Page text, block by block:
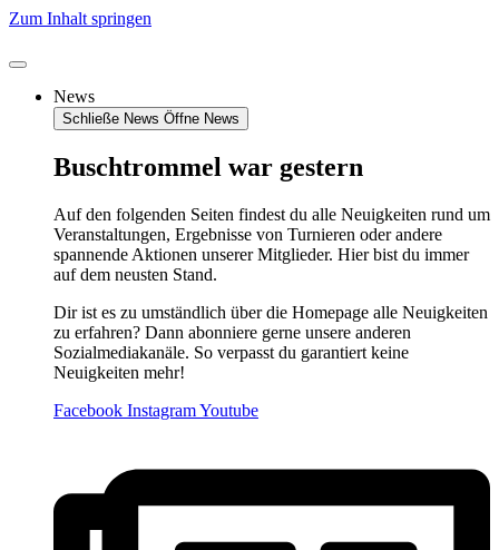
Zum Inhalt springen
News
Schließe News Öffne News
Buschtrommel war gestern
Auf den folgenden Seiten findest du alle Neuigkeiten rund um
Veranstaltungen, Ergebnisse von Turnieren oder andere
spannende Aktionen unserer Mitglieder. Hier bist du immer
auf dem neusten Stand.
Dir ist es zu umständlich über die Homepage alle Neuigkeiten
zu erfahren? Dann abonniere gerne unsere anderen
Sozialmediakanäle. So verpasst du garantiert keine
Neuigkeiten mehr!
Facebook InstagramYoutube